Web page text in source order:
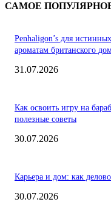
САМОЕ
Penhaligon’s для
ароматам британского
31.07.2026
Как освоить игру на
полезные советы
30.07.2026
Карьера и дом: как
30.07.2026